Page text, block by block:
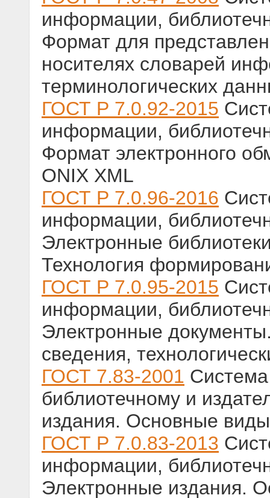
информации,
Формат для
носителях словарей
терминологических
ГОСТ Р 7.0.92-2015
информации,
Формат электронного
ONIX XML
ГОСТ Р 7.0.96-2016
информации,
Электронные
Технология
ГОСТ Р 7.0.95-2015
информации,
Электронные
сведения,
ГОСТ 7.83-2001
библиотечному и
издания. Основные
ГОСТ Р 7.0.83-2013
информации,
Электронные издания.